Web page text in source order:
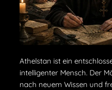
Athelstan ist ein
intelligenter Mensch. Der
nach neuem Wissen und